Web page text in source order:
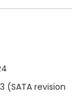
(SATA revision